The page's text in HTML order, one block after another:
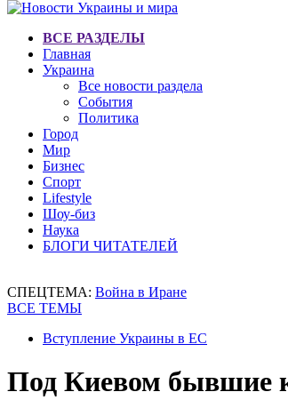
ВСЕ РАЗДЕЛЫ
Главная
Украина
Все новости раздела
События
Политика
Город
Мир
Бизнес
Спорт
Lifestyle
Шоу-биз
Наука
БЛОГИ ЧИТАТЕЛЕЙ
СПЕЦТЕМА: Война в Иране
ВСЕ ТЕМЫ
Вступление Украины в ЕС
Под Киевом бывшие